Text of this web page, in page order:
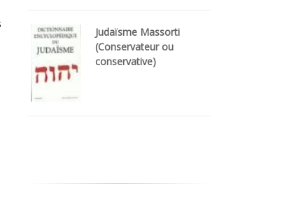
Judaïsme Massorti
(Conservateur ou
conservative)